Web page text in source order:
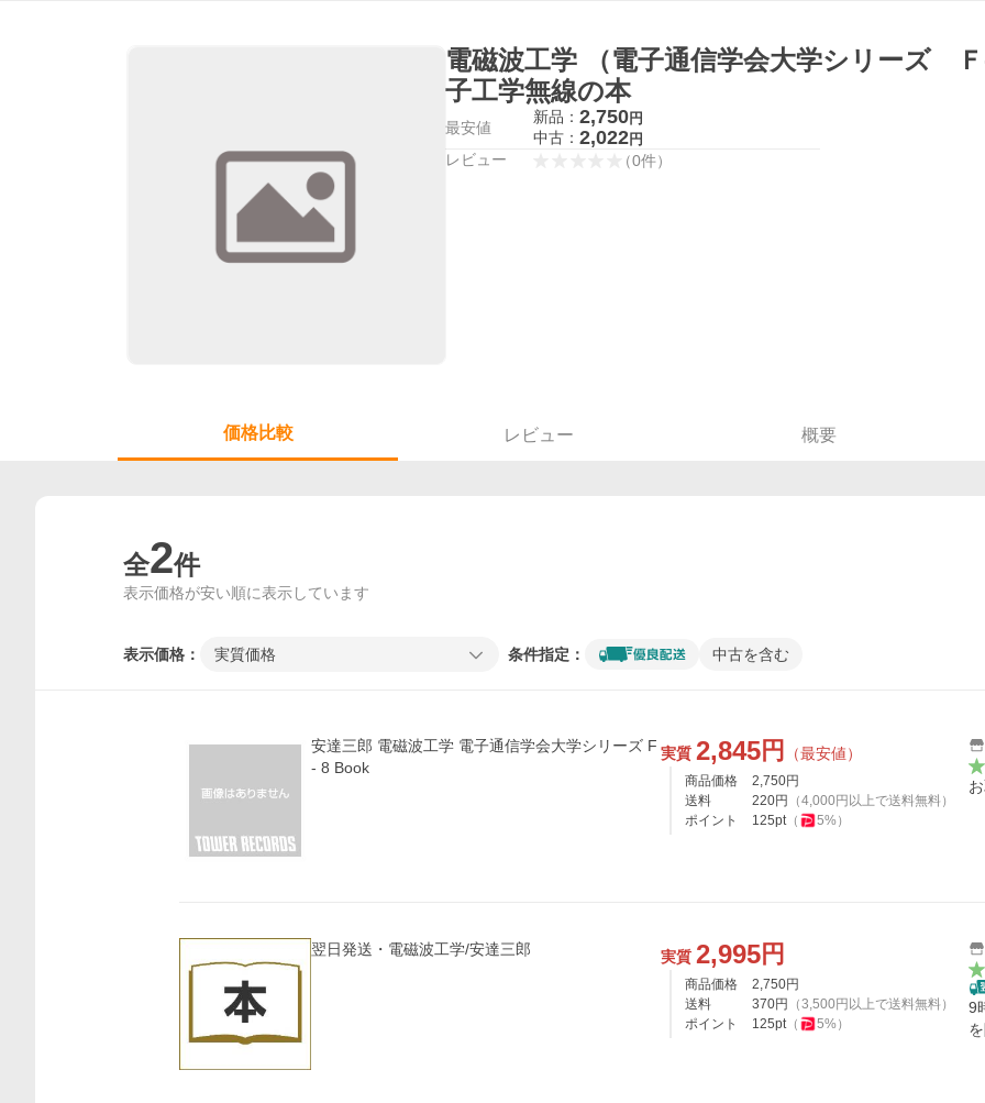
電磁波工学 （電子通信学会大学シリーズ
子工学無線の本
最安値
新品： 2,750円
中古： 2,022円
レビュー （0件）
価格比較 レビュー 概要
全2件
表示価格が安い順に表示しています
表示価格： 実質価格 条件指定： 中古を含む
安達三郎 電磁波工学 電子通信学会大学シリーズ F
- 8 Book
実質 2,845円 （最安値）
商品価格 2,750円
送料
220円 （4,000 円以上で送料無料）
ポイント
125pt（ 5%）
翌日発送・電磁波工学/安達三郎 実質 2,995円
商品価格 2,750円
送料
370円 （3,500 円以上で送料無料）
ポイント
125pt（ 5%）
9